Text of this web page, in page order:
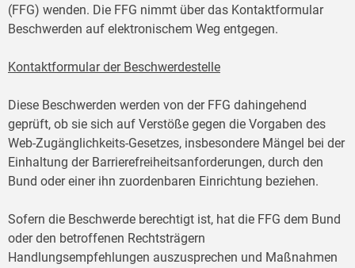
(FFG) wenden. Die FFG nimmt über das Kontaktformular
Beschwerden auf elektronischem Weg entgegen.
Kontaktformular der Beschwerdestelle
Diese Beschwerden werden von der FFG dahingehend
geprüft, ob sie sich auf Verstöße gegen die Vorgaben des
Web-Zugänglichkeits-Gesetzes, insbesondere Mängel bei der
Einhaltung der Barrierefreiheitsanforderungen, durch den
Bund oder einer ihn zuordenbaren Einrichtung beziehen.
Sofern die Beschwerde berechtigt ist, hat die FFG dem Bund
oder den betroffenen Rechtsträgern
Handlungsempfehlungen auszusprechen und Maßnahmen